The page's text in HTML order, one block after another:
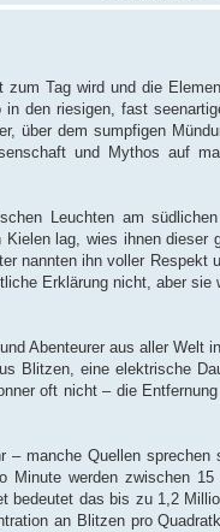
Tag wird und die
den riesigen, fast
über dem sumpfigen
und Mythos auf
Leuchten am
lag, wies ihnen dieser
nannten ihn voller Respekt
Erklärung nicht, aber sie
Abenteurer aus aller Welt
Blitzen, eine elektrische
oft nicht – die
– manche Quellen sprechen
Minute werden zwischen
bedeutet das bis zu 1,2
an Blitzen pro